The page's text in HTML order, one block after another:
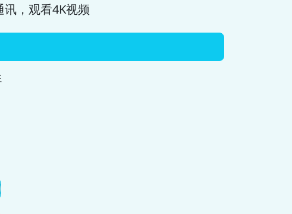
，观看4K视频